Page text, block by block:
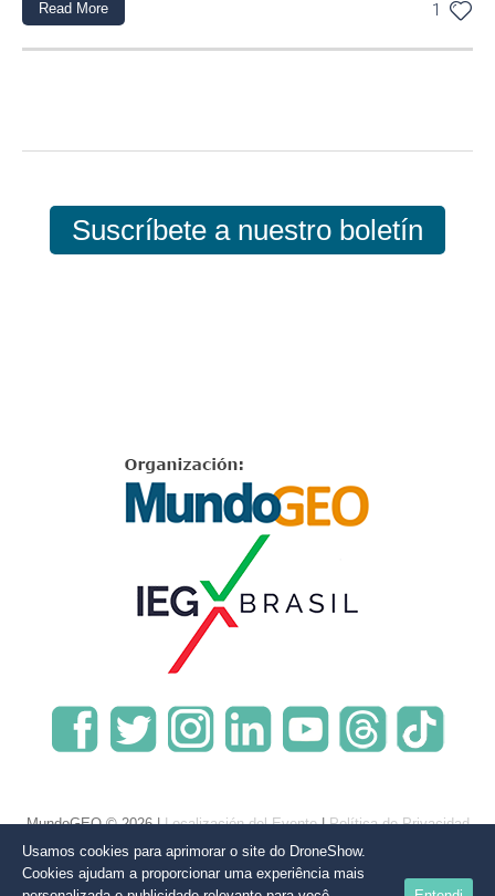
1
Read More
Suscríbete a nuestro boletín
MundoGEO © 2026 |Localización del Evento|Política de Privacidad
Usamos cookies para aprimorar o site do DroneShow.
Cookies ajudam a proporcionar uma experiência mais